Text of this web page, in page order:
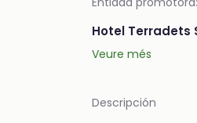
Hotel Terradets
Veure més
Descripción